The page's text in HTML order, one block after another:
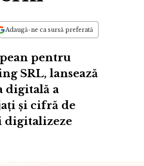
Adaugă-ne ca sursă preferată
pentru
SRL, lansează
digitală a
și cifră de
digitalizeze